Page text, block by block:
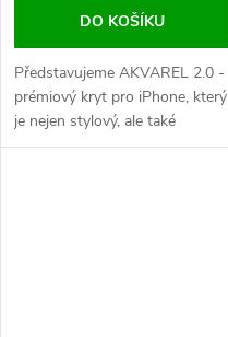
DO KOŠÍKU
Představujeme AKVAREL 2.0 -
prémiový kryt pro iPhone, který
je nejen stylový, ale také
extrémně odolný. Tohle není jen